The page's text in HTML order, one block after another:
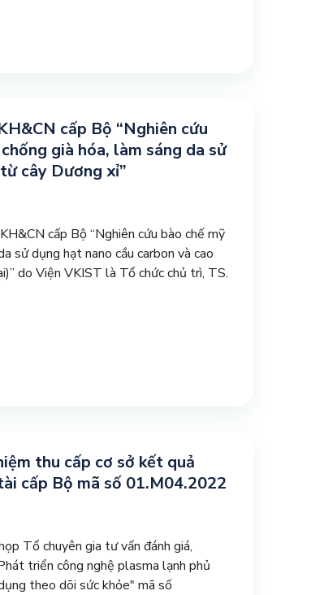
cấp Bộ “Nghiên cứu
già hóa, làm sáng da sử
cây Dương xỉ”
cấp Bộ “Nghiên cứu bào chế mỹ
sử dụng hạt nano cầu carbon và cao
do Viện VKIST là Tổ chức chủ trì, TS.
thu cấp cơ sở kết quả
cấp Bộ mã số 01.M04.2022
Tổ chuyên gia tư vấn đánh giá,
triển công nghệ plasma lạnh phủ
theo dõi sức khỏe" mã số